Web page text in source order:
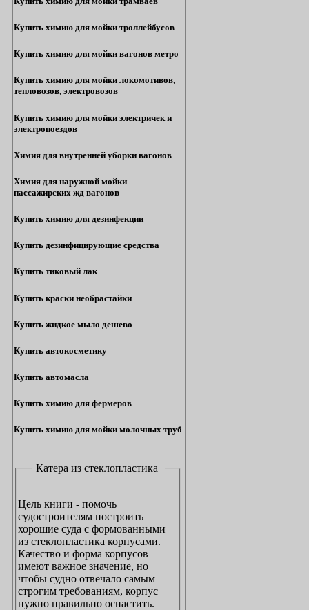
Купить химию для мойки троллейбусов
Купить химию для мойки вагонов метро
Купить химию для мойки локомотивов,
тепловозов, электровозов
Купить химию для мойки электричек и
электропоездов
Химия для внутренней уборки вагонов
Химия для наружной мойки
пассажирских жд вагонов
Купить химию для дезинфекции
Купить дезинфицирующие средства
Купить тиковый лак
Купить краски необрастайки
Купить жидкое мыло дешево
Купить автокосметику
Купить автомасла
Купить химию для фермеров
Купить химию для мойки молочных труб
Катера из стеклопластика
Цель книги - помочь
судостроителям построить
хорошие суда с формованными
из стеклопластика корпусами.
Качество и форма корпусов
имеют важное значение, но
чтобы судно отвечало самым
строгим требованиям, корпус
нужно правильно оснастить.